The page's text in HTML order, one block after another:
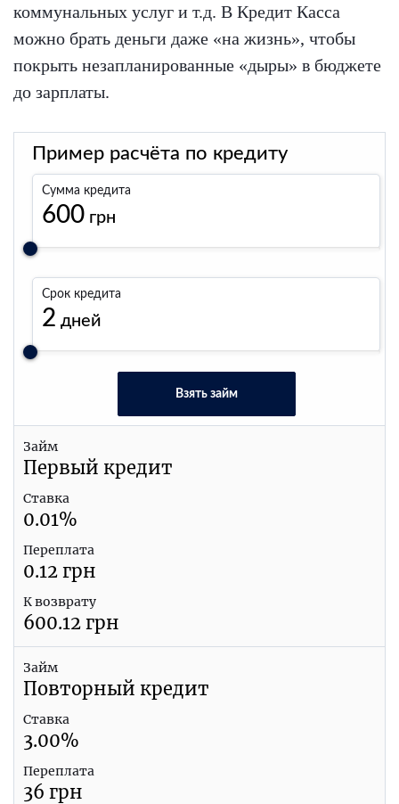
коммунальных услуг и т.д. В Кредит Касса
можно брать деньги даже «на жизнь», чтобы
покрыть незапланированные «дыры» в бюджете
до зарплаты.
Пример расчёта по кредиту
Сумма кредита
600 грн
Срок кредита
2 дней
Взять займ
Займ
Первый кредит
Ставка
0.01%
Переплата
0.12 грн
К возврату
600.12 грн
Займ
Повторный кредит
Ставка
3.00%
Переплата
36 грн